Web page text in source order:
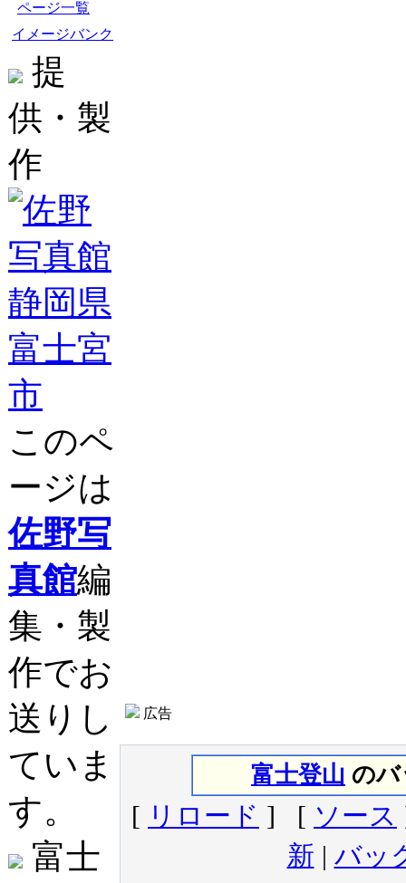
ページ一覧
イメージバンク
提
供・製
作
このペ
ージは
佐野写
真館編
集・製
作でお
送りし
ていま
す。
富士
広告
富士登山 の
[ リロード ] [ ソース
新 | バッ